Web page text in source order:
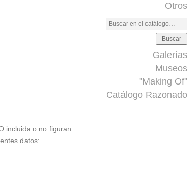
Otros
Buscar
Galerías
Museos
"Making Of"
Catálogo Razonado
incluida o no figuran
datos: